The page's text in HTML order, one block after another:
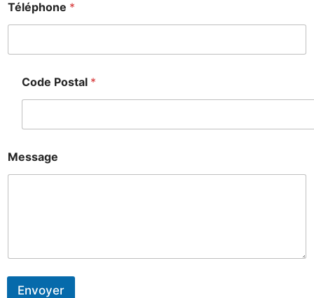
Téléphone *
Code Postal *
Message
Envoyer